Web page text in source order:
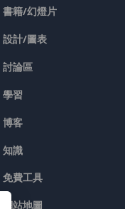
書籍/幻燈片
設計/圖表
討論區
學習
博客
知識
免費工具
網站地圖